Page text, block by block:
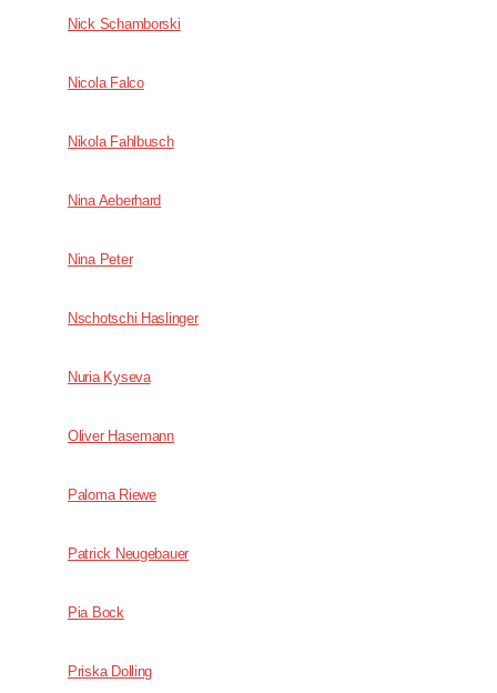
Nick Schamborski
Nicola Falco
Nikola Fahlbusch
Nina Aeberhard
Nina Peter
Nschotschi Haslinger
Nuria Kyseva
Oliver Hasemann
Paloma Riewe
Patrick Neugebauer
Pia Bock
Priska Dolling